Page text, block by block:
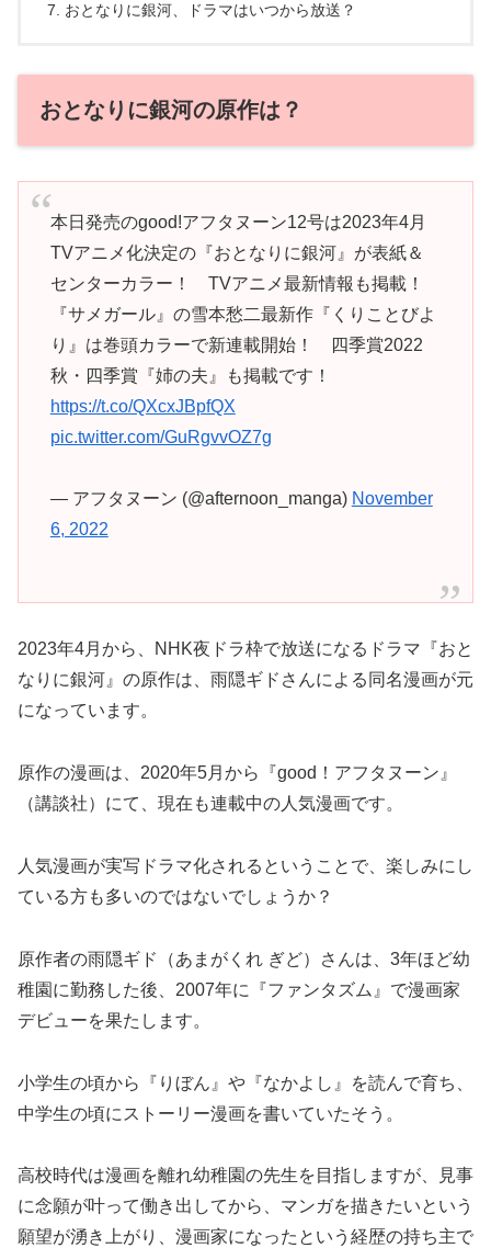
おとなりに銀河、ドラマはいつから放送？
おとなりに銀河の原作は？
本日発売のgood!アフタヌーン12号は2023年4月
TVアニメ化決定の『おとなりに銀河』が表紙＆
センターカラー！ TVアニメ最新情報も掲載！
『サメガール』の雪本愁二最新作『くりことびよ
り』は巻頭カラーで新連載開始！ 四季賞2022
秋・四季賞『姉の夫』も掲載です！
https://t.co/QXcxJBpfQX
pic.twitter.com/GuRgvvOZ7g
— アフタヌーン (@afternoon_manga) November
6, 2022
2023年4月から、NHK夜ドラ枠で放送になるドラマ『おと
なりに銀河』の原作は、雨隠ギドさんによる同名漫画が元
になっています。
原作の漫画は、2020年5月から『good！アフタヌーン』
（講談社）にて、現在も連載中の人気漫画です。
人気漫画が実写ドラマ化されるということで、楽しみにし
ている方も多いのではないでしょうか？
原作者の雨隠ギド（あまがくれ ぎど）さんは、3年ほど幼
稚園に勤務した後、2007年に『ファンタズム』で漫画家
デビューを果たします。
小学生の頃から『りぼん』や『なかよし』を読んで育ち、
中学生の頃にストーリー漫画を書いていたそう。
高校時代は漫画を離れ幼稚園の先生を目指しますが、見事
に念願が叶って働き出してから、マンガを描きたいという
願望が湧き上がり、漫画家になったという経歴の持ち主で